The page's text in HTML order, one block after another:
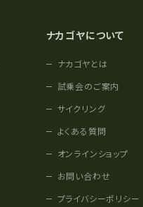
ナカゴヤについて
ナカゴヤとは
試乗会のご案内
サイクリング
よくある質問
オンラインショップ
お問い合わせ
プライバシーポリシー